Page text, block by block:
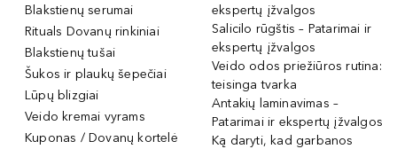
Blakstienų serumai
Rituals Dovanų rinkiniai
Blakstienų tušai
Šukos ir plaukų šepečiai
Lūpų blizgiai
Veido kremai vyrams
Kuponas / Dovanų kortelė
ekspertų įžvalgos
Salicilo rūgštis – Patarimai ir
ekspertų įžvalgos
Veido odos priežiūros rutina:
teisinga tvarka
Antakių laminavimas –
Patarimai ir ekspertų įžvalgos
Ką daryti, kad garbanos